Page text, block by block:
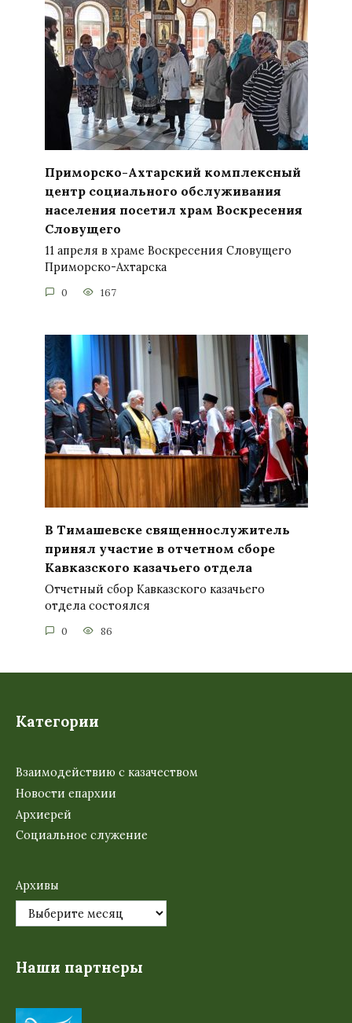
Приморско-Ахтарский комплексный
центр социального обслуживания
населения посетил храм Воскресения
Словущего
11 апреля в храме Воскресения Словущего
Приморско-Ахтарска
0 167
В Тимашевске священнослужитель
принял участие в отчетном сборе
Кавказского казачьего отдела
Отчетный сбор Кавказского казачьего
отдела состоялся
0 86
Категории
Взаимодействию с казачеством
Новости епархии
Архиерей
Социальное служение
Архивы
Наши партнеры